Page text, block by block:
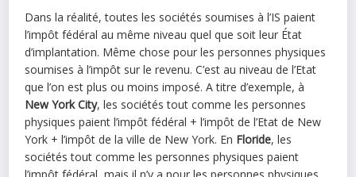
Dans la réalité, toutes les sociétés soumises à l’IS paient
l’impôt fédéral au même niveau quel que soit leur État
d’implantation. Même chose pour les personnes physiques
soumises à l’impôt sur le revenu. C’est au niveau de l’Etat
que l’on est plus ou moins imposé. A titre d’exemple, à
New York City, les sociétés tout comme les personnes
physiques paient l’impôt fédéral + l’impôt de l’Etat de New
York + l’impôt de la ville de New York. En Floride, les
sociétés tout comme les personnes physiques paient